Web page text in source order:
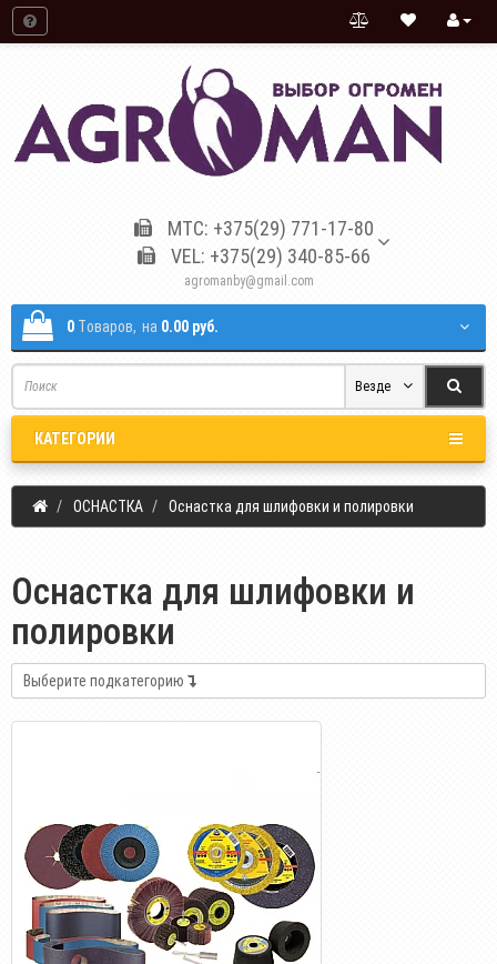
МТС: +375(29) 771-17-80
VEL: +375(29) 340-85-66
agromanby@gmail.com
0 Tоваров, на 0.00 руб.
Везде
КАТЕГОРИИ
ОСНАСТКА Оснастка для шлифовки и полировки
Оснастка для шлифовки и
полировки
Выберите подкатегорию